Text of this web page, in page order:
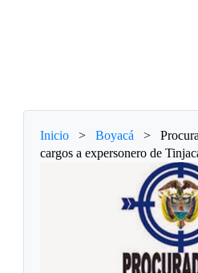
Inicio > Boyacá >
cargos a expersonero de